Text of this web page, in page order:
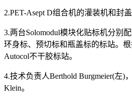
2.PET-Asept D组合机的灌装机和封
3.两台Solomodul模块化贴标机分别
环身标、预切标和瓶盖标的标站。
Autocol不干胶标站。
4.技术负责人Berthold Burgmeier(左)
Klein。